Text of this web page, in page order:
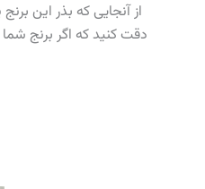
از آنجایی که بذر این
دقت کنید که اگر برنج